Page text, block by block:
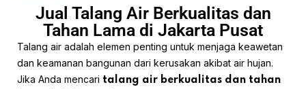
Jual Talang Air Berkualitas dan
Tahan Lama di Jakarta Pusat
Talang air adalah elemen penting untuk menjaga keawetan
dan keamanan bangunan dari kerusakan akibat air hujan.
Jika Anda mencari talang air berkualitas dan tahan